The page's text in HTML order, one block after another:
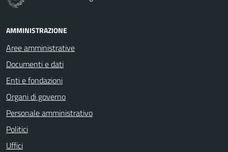
AMMINISTRAZIONE
Aree amministrative
Documenti e dati
Enti e fondazioni
Organi di governo
Personale amministrativo
Politici
Uffici